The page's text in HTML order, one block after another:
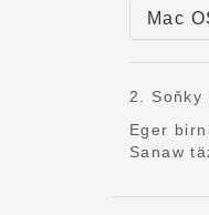
Mac
2. Soňky
Eger
Sanaw